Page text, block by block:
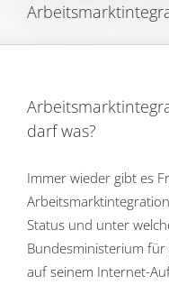
darf was?
Immer wieder gibt es
Status und unter
Bundesministerium für
auf seinem Internet-